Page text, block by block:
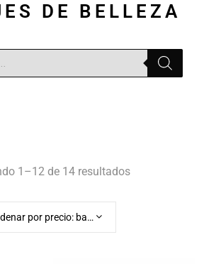
DE BELLEZA
1–12 de 14 resultados
Ordenar por precio: bajo a alto